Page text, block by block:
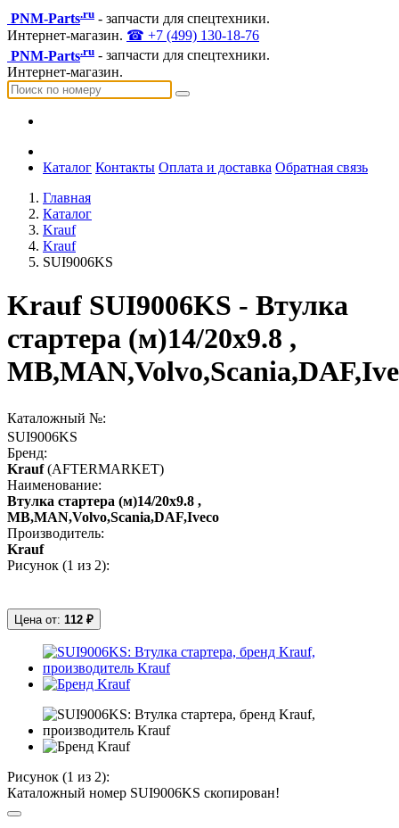
PNM-Parts.ru - запчасти для спецтехники.
Интернет-магазин. ☎ +7 (499) 130-18-76
PNM-Parts.ru - запчасти для спецтехники.
Интернет-магазин.
Каталог Контакты Оплата и доставка Обратная связь
Главная
Каталог
Krauf
Krauf
SUI9006KS
Krauf SUI9006KS - Втулка
стартера (м)14/20x9.8 ,
Каталожный №:
SUI9006KS
Бренд:
Krauf (AFTERMARKET)
Наименование:
Втулка стартера (м)14/20x9.8 ,
MB,MAN,Volvo,Scania,DAF,Iveco
Производитель:
Krauf
Рисунок (1 из 2):
Цена от: 112 ₽
Рисунок (1 из 2):
Каталожный номер SUI9006KS скопирован!